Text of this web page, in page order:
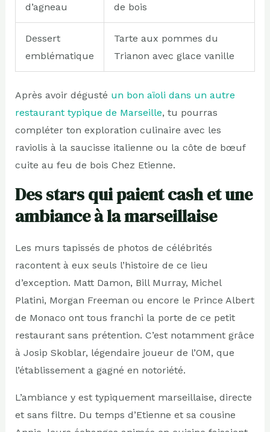
d’agneau
de bois
Dessert
emblématique
Tarte aux pommes du
Trianon avec glace vanille
Après avoir dégusté un bon aïoli dans un autre
restaurant typique de Marseille, tu pourras
compléter ton exploration culinaire avec les
raviolis à la saucisse italienne ou la côte de bœuf
cuite au feu de bois Chez Etienne.
Des stars qui paient cash et une
ambiance à la marseillaise
Les murs tapissés de photos de célébrités
racontent à eux seuls l’histoire de ce lieu
d’exception. Matt Damon, Bill Murray, Michel
Platini, Morgan Freeman ou encore le Prince Albert
de Monaco ont tous franchi la porte de ce petit
restaurant sans prétention. C’est notamment grâce
à Josip Skoblar, légendaire joueur de l’OM, que
l’établissement a gagné en notoriété.
L’ambiance y est typiquement marseillaise, directe
et sans filtre. Du temps d’Etienne et sa cousine